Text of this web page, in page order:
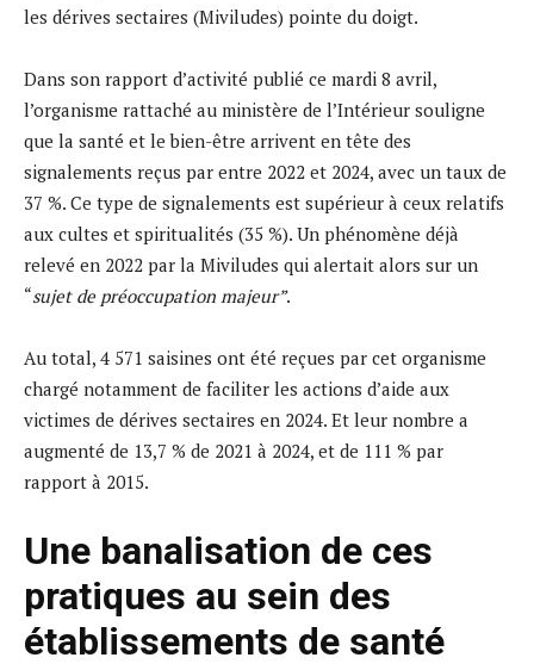
les dérives sectaires (Miviludes) pointe du doigt.
Dans son rapport d’activité publié ce mardi 8 avril,
l’organisme rattaché au ministère de l’Intérieur souligne
que la santé et le bien-être arrivent en tête des
signalements reçus par entre 2022 et 2024, avec un taux de
37 %. Ce type de signalements est supérieur à ceux relatifs
aux cultes et spiritualités (35 %). Un phénomène déjà
relevé en 2022 par la Miviludes qui alertait alors sur un
“sujet de préoccupation majeur”.
Au total, 4 571 saisines ont été reçues par cet organisme
chargé notamment de faciliter les actions d’aide aux
victimes de dérives sectaires en 2024. Et leur nombre a
augmenté de 13,7 % de 2021 à 2024, et de 111 % par
rapport à 2015.
Une banalisation de ces
pratiques au sein des
établissements de santé